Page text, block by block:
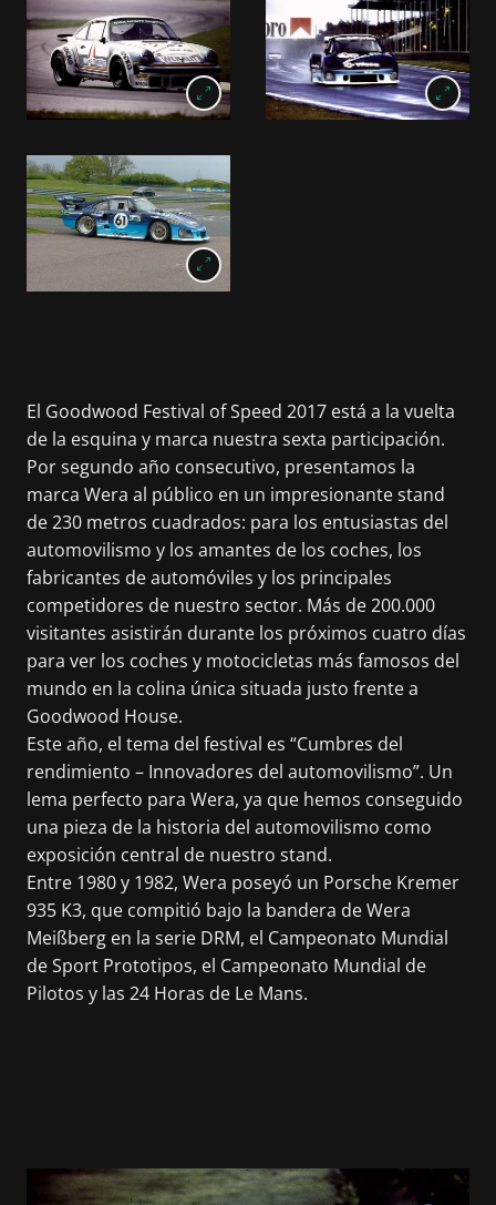
El Goodwood Festival of Speed 2017 está a la vuelta
de la esquina y marca nuestra sexta participación.
Por segundo año consecutivo, presentamos la
marca Wera al público en un impresionante stand
de 230 metros cuadrados: para los entusiastas del
automovilismo y los amantes de los coches, los
fabricantes de automóviles y los principales
competidores de nuestro sector. Más de 200.000
visitantes asistirán durante los próximos cuatro días
para ver los coches y motocicletas más famosos del
mundo en la colina única situada justo frente a
Goodwood House.
Este año, el tema del festival es “Cumbres del
rendimiento – Innovadores del automovilismo”. Un
lema perfecto para Wera, ya que hemos conseguido
una pieza de la historia del automovilismo como
exposición central de nuestro stand.
Entre 1980 y 1982, Wera poseyó un Porsche Kremer
935 K3, que compitió bajo la bandera de Wera
Meißberg en la serie DRM, el Campeonato Mundial
de Sport Prototipos, el Campeonato Mundial de
Pilotos y las 24 Horas de Le Mans.